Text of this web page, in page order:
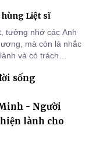
hùng Liệt sĩ
tưởng nhớ các Anh
mà còn là nhắc
và có trách
sống
- Người
lành cho